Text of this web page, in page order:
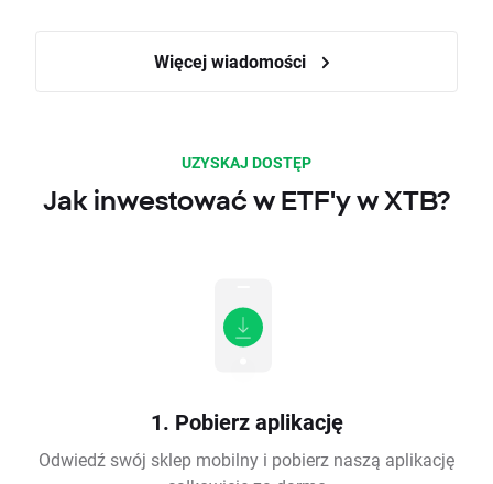
Więcej wiadomości
UZYSKAJ DOSTĘP
Jak inwestować w ETF'y w XTB?
1. Pobierz aplikację
Odwiedź swój sklep mobilny i pobierz naszą aplikację